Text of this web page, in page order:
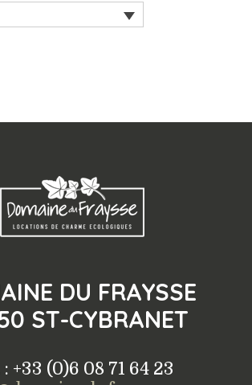
DU FRAYSSE
ST-CYBRANET
: +33 (0)6 08 71 64 23